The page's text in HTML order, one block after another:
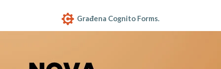
Građena Cognito Forms.